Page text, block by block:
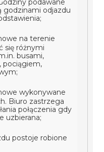
podawane
godzinami odjazdu
na terenie
się różnymi
busami,
pociągiem,
wykonywane
Biuro zastrzega
połączenia gdy
uzbierana;
postoje robione